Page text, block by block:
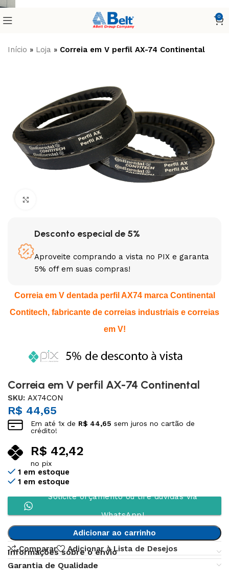
0
Início » Loja » Correia em V perfil AX-74 Continental
Desconto especial de 5%
Aproveite comprando a vista no PIX e garanta
5% off em suas compras!
Correia em V dentada perfil AX74 marca Continental
Contitech, fabricante de correias industriais e correias
em V!
Correia em V perfil AX-74 Continental
SKU:AX74CON
R$ 44,65
Em até1x de R$ 44,65 sem juros no cartão de
crédito!
R$ 42,42
no pix
1 em estoque
1 em estoque
Solicite orçamento ou tire dúvidas via
WhatsApp!
Adicionar ao carrinho
Comparar
Adicionar à Lista de Desejos
Informações sobre o envio
Garantia de Qualidade